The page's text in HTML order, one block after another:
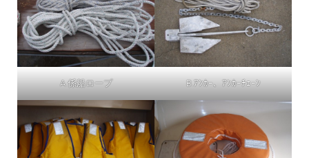
A.係船ロープ B.ｱﾝｶｰ、ｱﾝｶｰﾁｪｰﾝ